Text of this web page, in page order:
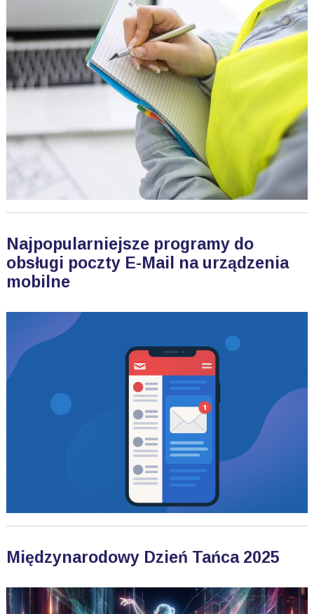
Najpopularniejsze programy do
obsługi poczty E-Mail na urządzenia
mobilne
Międzynarodowy Dzień Tańca 2025